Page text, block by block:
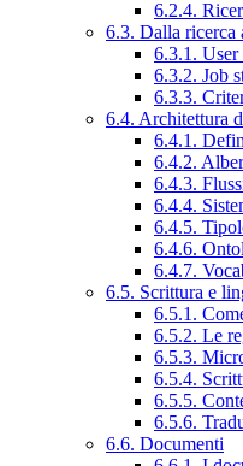
6.2.4.
6.3. Dalla ricerca
6.3.1. User
6.3.2. Job
6.3.3.
6.4. Architettura
6.4.1.
6.4.2.
6.4.3.
6.4.4.
6.4.5.
6.4.6.
6.4.7.
6.5. Scrittura e
6.5.1.
6.5.2. Le
6.5.3.
6.5.4.
6.5.5.
6.5.6.
6.6. Documenti